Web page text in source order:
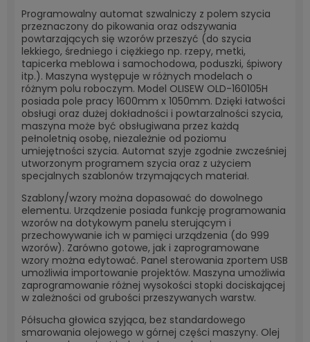
Programowalny automat szwalniczy z polem szycia
przeznaczony do pikowania oraz odszywania
powtarzających się wzorów przeszyć (do szycia
lekkiego, średniego i ciężkiego np. rzepy, metki,
tapicerka meblowa i samochodowa, poduszki, śpiwory
itp.). Maszyna występuje w różnych modelach o
różnym polu roboczym. Model OLISEW OLD-160105H
posiada pole pracy 1600mm x 1050mm. Dzięki łatwości
obsługi oraz dużej dokładności i powtarzalności szycia,
maszyna może być obsługiwana przez każdą
pełnoletnią osobę, niezależnie od poziomu
umiejętności szycia. Automat szyje zgodnie zwcześniej
utworzonym programem szycia oraz z użyciem
specjalnych szablonów trzymających materiał.
Szablony/wzory można dopasować do dowolnego
elementu. Urządzenie posiada funkcję programowania
wzorów na dotykowym panelu sterującym i
przechowywanie ich w pamięci urządzenia (do 999
wzorów). Zarówno gotowe, jak i zaprogramowane
wzory można edytować. Panel sterowania zportem USB
umożliwia importowanie projektów. Maszyna umożliwia
zaprogramowanie różnej wysokości stopki dociskającej
w zależności od grubości przeszywanych warstw.
Półsucha głowica szyjąca, bez standardowego
smarowania olejowego w górnej części maszyny. Olej